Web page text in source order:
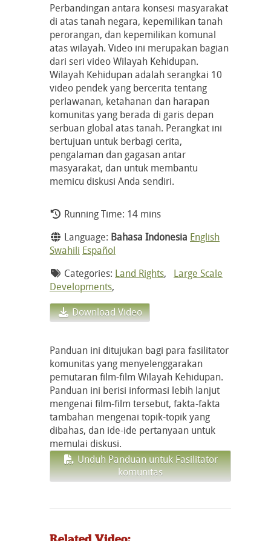
Perbandingan antara konsesi masyarakat
di atas tanah negara, kepemilikan tanah
perorangan, dan kepemilikan komunal
atas wilayah. Video ini merupakan bagian
dari seri video Wilayah Kehidupan.
Wilayah Kehidupan adalah serangkai 10
video pendek yang bercerita tentang
perlawanan, ketahanan dan harapan
komunitas yang berada di garis depan
serbuan global atas tanah. Perangkat ini
bertujuan untuk berbagi cerita,
pengalaman dan gagasan antar
masyarakat, dan untuk membantu
memicu diskusi Anda sendiri.
Running Time: 14 mins
Language: Bahasa Indonesia English
Swahili Español
Categories: Land Rights, Large Scale
Developments,
Download Video
Panduan ini ditujukan bagi para fasilitator
komunitas yang menyelenggarakan
pemutaran film-film Wilayah Kehidupan.
Panduan ini berisi informasi lebih lanjut
mengenai film-film tersebut, fakta-fakta
tambahan mengenai topik-topik yang
dibahas, dan ide-ide pertanyaan untuk
memulai diskusi.
Unduh Panduan untuk Fasilitator
komunitas